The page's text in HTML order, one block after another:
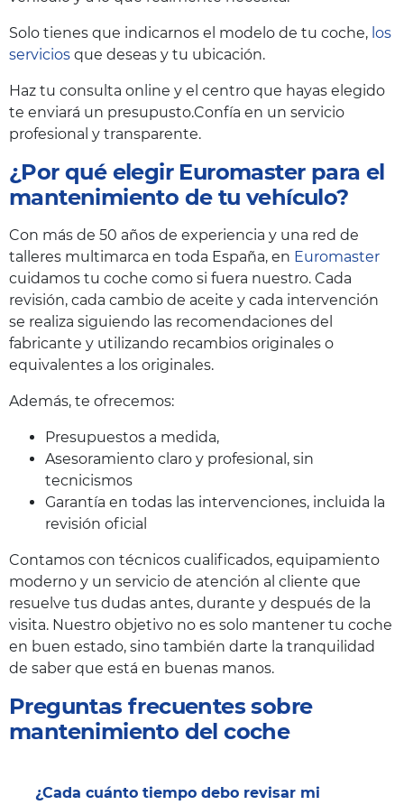
Solo tienes que indicarnos el modelo de tu coche, los
servicios que deseas y tu ubicación.
Haz tu consulta online y el centro que hayas elegido
te enviará un presupusto.Confía en un servicio
profesional y transparente.
¿Por qué elegir Euromaster para el
mantenimiento de tu vehículo?
Con más de 50 años de experiencia y una red de
talleres multimarca en toda España, en Euromaster
cuidamos tu coche como si fuera nuestro. Cada
revisión, cada cambio de aceite y cada intervención
se realiza siguiendo las recomendaciones del
fabricante y utilizando recambios originales o
equivalentes a los originales.
Además, te ofrecemos:
Presupuestos a medida,
Asesoramiento claro y profesional, sin
tecnicismos
Garantía en todas las intervenciones, incluida la
revisión oficial
Contamos con técnicos cualificados, equipamiento
moderno y un servicio de atención al cliente que
resuelve tus dudas antes, durante y después de la
visita. Nuestro objetivo no es solo mantener tu coche
en buen estado, sino también darte la tranquilidad
de saber que está en buenas manos.
Preguntas frecuentes sobre
mantenimiento del coche
¿Cada cuánto tiempo debo revisar mi